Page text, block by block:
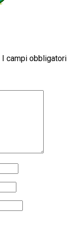
I campi obbligatori